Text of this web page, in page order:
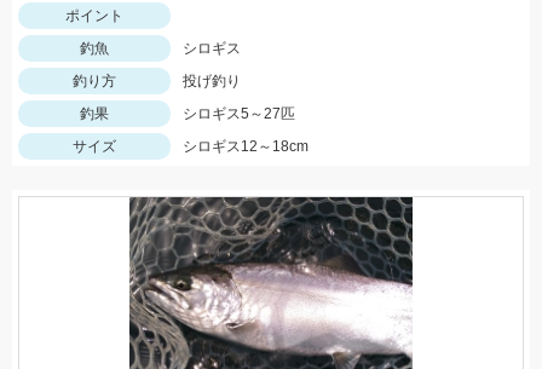
ポイント
釣魚
シロギス
釣り方
投げ釣り
釣果
シロギス5～27匹
サイズ
シロギス12～18cm